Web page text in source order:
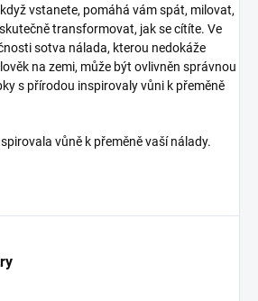
vstanete, pomáhá vám spát, milovat,
transformovat, jak se cítíte. Ve
sotva nálada, kterou nedokáže
na zemi, může být ovlivněn správnou
s přírodou inspirovaly vůni k přeměně
vůně k přeměně vaší nálady.